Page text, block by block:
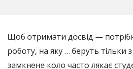
Щоб отримати досвід —
роботу, на яку … беруть тільки
замкнене коло часто лякає